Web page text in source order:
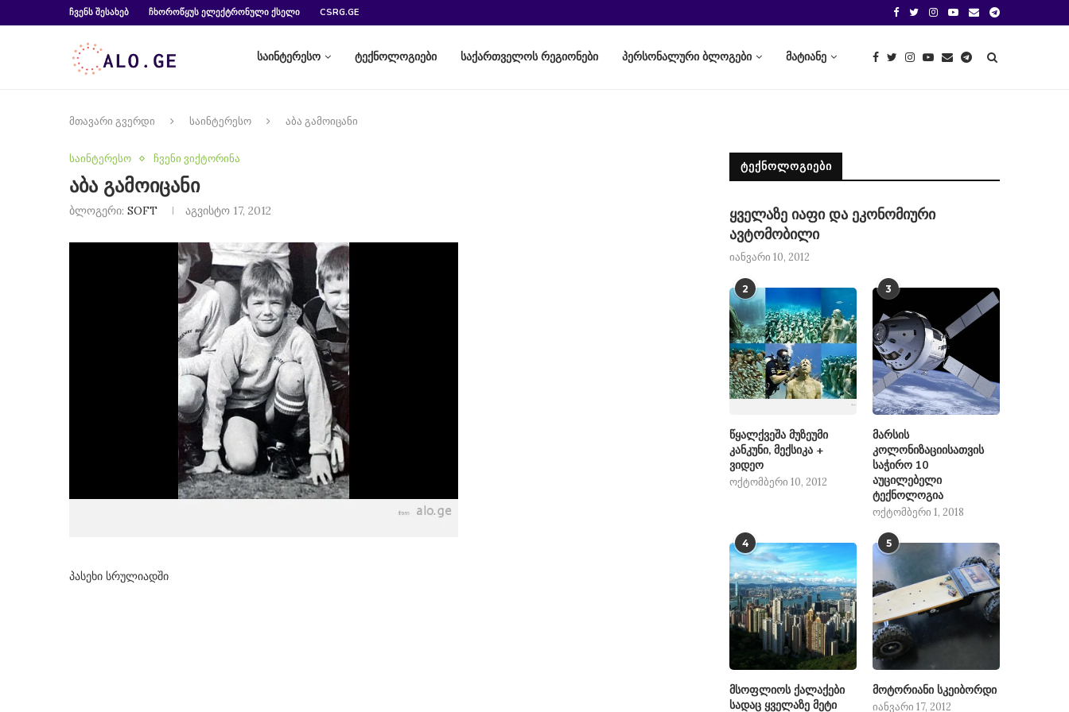
ᲩᲕᲔᲜᲡ ᲨᲔᲡᲐᲮᲔᲑ ᲩᲮᲝᲠᲝᲬᲧᲣᲡ ᲔᲚᲔᲥᲢᲠᲝᲜᲣᲚᲘ ᲥᲡᲔᲚᲘ CSRG.GE
საინტერესო ტექნოლოგიები საქართველოს რეგიონები პერსონალური ბლოგები მატიანე
მთავარი გვერდი საინტერესო აბა გამოიცანი
საინტერესო ჩვენი ვიქტორინა
აბა გამოიცანი
ბლოგერი: SOFT აგვისტო 17, 2012
პასეხი სრულიადში
ᲢᲔᲥᲜᲝᲚᲝᲒᲘᲔᲑᲘ
ყველაზე იაფი და ეკონომიური
ავტომობილი
იანვარი 10, 2012
2
წყალქვეშა მუზეუმი
კანკუნი, მექსიკა +
ვიდეო
ოქტომბერი 10, 2012
3
მარსის
კოლონიზაციისათვის
საჭირო 10
აუცილებელი
ტექნოლოგია
ოქტომბერი 1, 2018
4
მსოფლიოს ქალაქები
სადაც ყველაზე მეტი
5
მოტორიანი სკეიბორდი
იანვარი 17, 2012